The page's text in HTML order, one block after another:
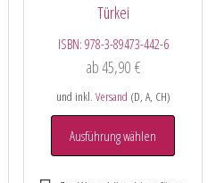
Türkei
ISBN: 978-3-89473-442-6
ab45,90 €
und inkl. Versand (D, A, CH)
Ausführung wählen